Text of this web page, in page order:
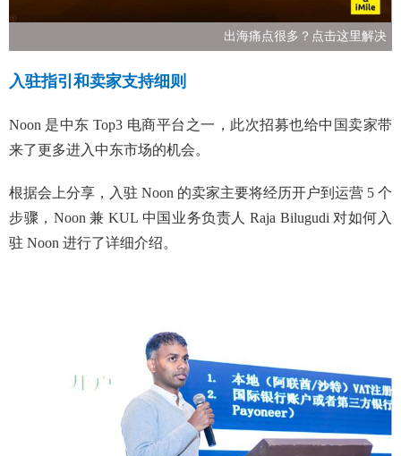
出海痛点很多？点击这里解决
入驻指引和卖家支持细则
Noon 是中东 Top3 电商平台之一，此次招募也给中国卖家带
来了更多进入中东市场的机会。
根据会上分享，入驻 Noon 的卖家主要将经历开户到运营 5 个
步骤，Noon 兼 KUL 中国业务负责人 Raja Bilugudi 对如何入
驻 Noon 进行了详细介绍。